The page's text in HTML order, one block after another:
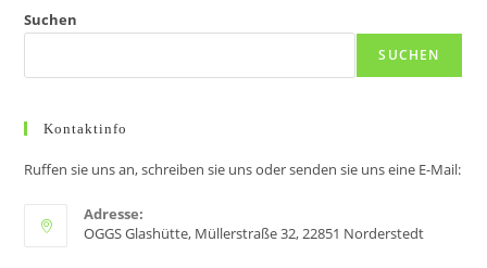
Suchen
SUCHEN
Kontaktinfo
Ruffen sie uns an, schreiben sie uns oder senden sie uns eine E-Mail:
Adresse:
OGGS Glashütte, Müllerstraße 32, 22851 Norderstedt